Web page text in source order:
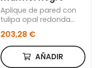
Aplique de pared con
tulipa opal redonda
Oro envejecido –
mármol negro
203,28 €
AÑADIR